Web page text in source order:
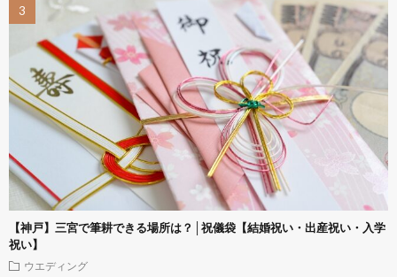
【神戸】三宮で筆耕できる場所は？│祝儀袋【結婚祝い・出産祝い・入学
祝い】
ウエディング